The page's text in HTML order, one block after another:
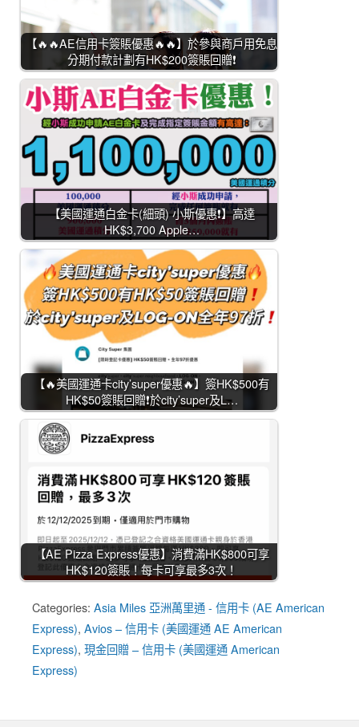
【🔥🔥AE信用卡簽賬優惠🔥🔥】於參與商戶用免息
分期付款計劃有HK$200簽賬回贈❗
【美國運通白金卡(細頭) 小斯優惠❗】高達
HK$3,700 Apple…
【🔥美國運通卡city’super優惠🔥】簽HK$500有
HK$50簽賬回贈❗於city’super及L…
【AE Pizza Express優惠】消費滿HK$800可享
HK$120簽賬！每卡可享最多3次！
Categories: Asia Miles 亞洲萬里通 - 信用卡 (AE American
Express), Avios – 信用卡 (美國運通 AE American
Express), 現金回贈 – 信用卡 (美國運通 American
Express)